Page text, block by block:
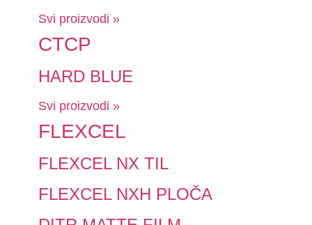
Svi proizvodi »
CTCP
HARD BLUE
Svi proizvodi »
FLEXCEL
FLEXCEL NX TIL
FLEXCEL NXH PLOČA